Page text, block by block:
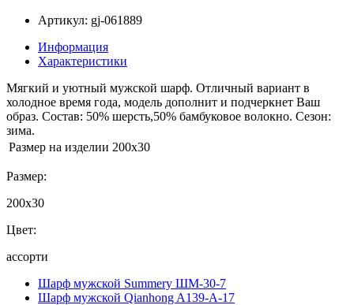
Артикул: gj-061889
Информация
Характеристики
Мягкий и уютный мужской шарф. Отличный вариант в
холодное время года, модель дополнит и подчеркнет Ваш
образ. Состав: 50% шерсть,50% бамбуковое волокно. Сезон:
зима.
Размер на изделии 200x30
Размер:
200x30
Цвет:
ассорти
Шарф мужской Summery ШМ-30-7
Шарф мужской Qianhong A139-A-17